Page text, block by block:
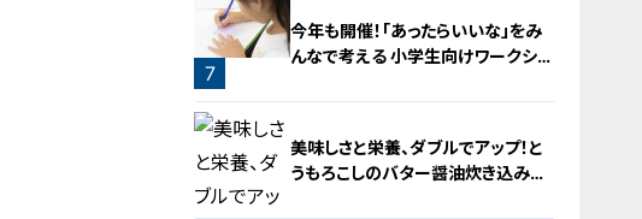
6
7
今年も開催！「あったらいいな」をみ
んなで考える 小学生向けワークショ
美味しさと栄養、ダブルでアップ！と
うもろこしのバター醤油炊き込みご